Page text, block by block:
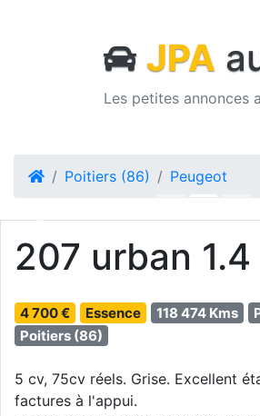
JPA
Les petites annonces
Poitiers (86) Peugeot
207 urban 1.4
4 700 € Essence 118 474 Kms
Poitiers (86)
5 cv, 75cv réels. Grise. Excellent
factures à l'appui.